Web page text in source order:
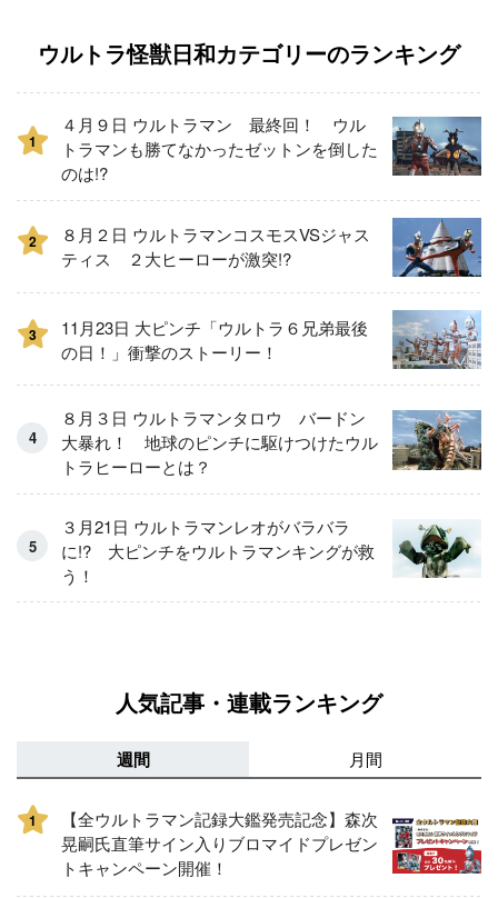
ウルトラ怪獣日和カテゴリーのランキング
1
４月９日 ウルトラマン 最終回！ ウル
トラマンも勝てなかったゼットンを倒した
のは!?
2
８月２日 ウルトラマンコスモスVSジャス
ティス ２大ヒーローが激突!?
3
11月23日 大ピンチ「ウルトラ６兄弟最後
の日！」衝撃のストーリー！
８月３日 ウルトラマンタロウ バードン
大暴れ！ 地球のピンチに駆けつけたウル
トラヒーローとは？
３月21日 ウルトラマンレオがバラバラ
に!? 大ピンチをウルトラマンキングが救
う！
人気記事・連載ランキング
週間 月間
1
【全ウルトラマン記録大鑑発売記念】森次
晃嗣氏直筆サイン入りブロマイドプレゼン
トキャンペーン開催！